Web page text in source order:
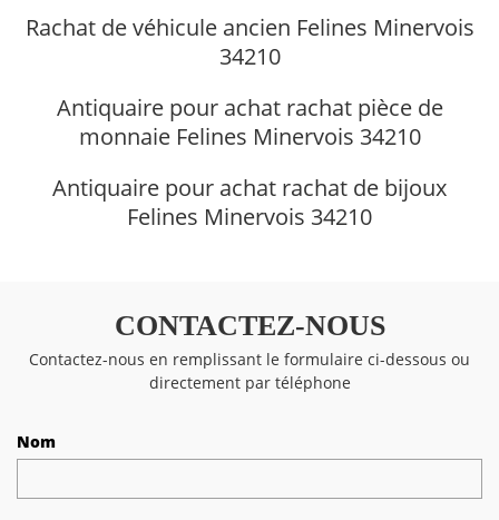
Rachat de véhicule ancien Felines Minervois
34210
Antiquaire pour achat rachat pièce de
monnaie Felines Minervois 34210
Antiquaire pour achat rachat de bijoux
Felines Minervois 34210
CONTACTEZ-NOUS
Contactez-nous en remplissant le formulaire ci-dessous ou
directement par téléphone
Nom